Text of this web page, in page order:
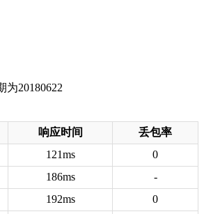
响应时间
丢包率
121ms
0
186ms
-
192ms
0